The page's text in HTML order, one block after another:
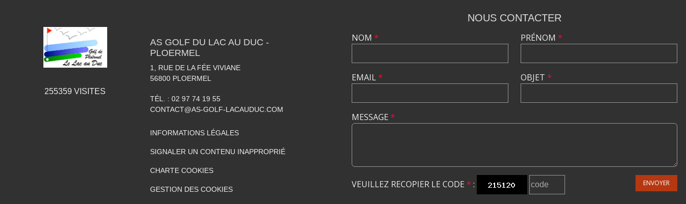
255359 VISITES
AS GOLF DU LAC AU DUC -
PLOERMEL
1, RUE DE LA FÉE VIVIANE
56800 PLOERMEL
TÉL. : 02 97 74 19 55
CONTACT@AS-GOLF-LACAUDUC.COM
INFORMATIONS LÉGALES
SIGNALER UN CONTENU INAPPROPRIÉ
CHARTE COOKIES
GESTION DES COOKIES
NOUS CONTACTER
NOM *
EMAIL*
PRÉNOM *
OBJET *
MESSAGE *
VEUILLEZ RECOPIER LE CODE * : ENVOYER